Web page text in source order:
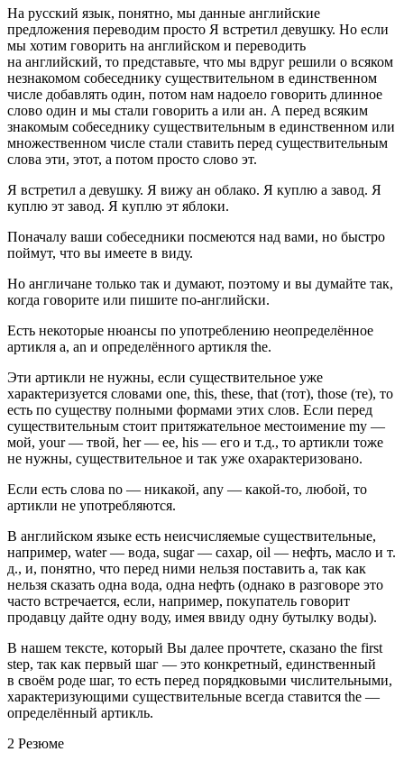
На русский язык, понятно, мы данные английские
предложения переводим просто Я встретил девушку. Но если
мы хотим говорить на английском и переводить
на английский, то представьте, что мы вдруг решили о всяком
незнакомом собеседнику существительном в единственном
числе добавлять один, потом нам надоело говорить длинное
слово один и мы стали говорить а или ан. А перед всяким
знакомым собеседнику существительным в единственном или
множественном числе стали ставить перед существительным
слова эти, этот, а потом просто слово эт.
Я встретил а девушку. Я вижу ан облако. Я куплю а завод. Я
куплю эт завод. Я куплю эт яблоки.
Поначалу ваши собеседники посмеются над вами, но быстро
поймут, что вы имеете в виду.
Но англичане только так и думают, поэтому и вы думайте так,
когда говорите или пишите по-английски.
Есть некоторые нюансы по употреблению неопределённое
артикля a, an и определённого артикля the.
Эти артикли не нужны, если существительное уже
характеризуется словами one, this, these, that (тот), those (те), то
есть по существу полными формами этих слов. Если перед
существительным стоит притяжательное местоимение my —
мой, your — твой, her — ее, his — его и т.д., то артикли тоже
не нужны, существительное и так уже охарактеризовано.
Если есть слова no — никакой, any — какой-то, любой, то
артикли не употребляются.
В английском языке есть неисчисляемые существительные,
например, water — вода, sugar — сахар, oil — нефть, масло и т.
д., и, понятно, что перед ними нельзя поставить a, так как
нельзя сказать одна вода, одна нефть (однако в разговоре это
часто встречается, если, например, покупатель говорит
продавцу дайте одну воду, имея ввиду одну бутылку воды).
В нашем тексте, который Вы далее прочтете, сказано the first
step, так как первый шаг — это конкретный, единственный
в своём роде шаг, то есть перед порядковыми числительными,
характеризующими существительные всегда ставится the —
определённый артикль.
2 Резюме